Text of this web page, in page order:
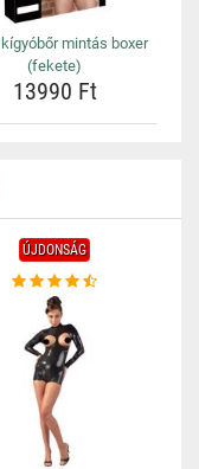
kígyóbőr mintás boxer
(fekete)
13990 Ft
ÚJDONSÁG